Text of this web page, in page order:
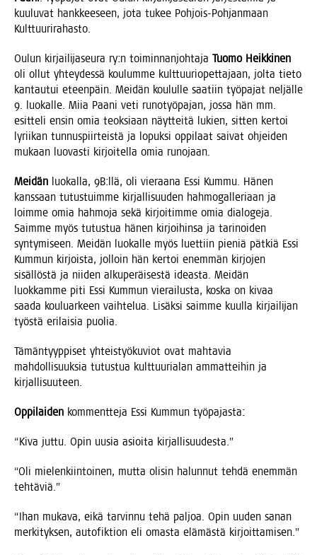
kuu­lu­vat hank­kee­seen, jota tukee Poh­jois-Poh­jan­maan
Kulttuurirahasto.
Oulun kir­jai­li­ja­seu­ra ry:n toi­min­nan­joh­ta­ja Tuo­mo Heik­ki­nen
oli ollut yhtey­des­sä kou­lum­me kult­tuu­rio­pet­ta­jaan, jol­ta tie­to
kan­tau­tui eteen­päin. Mei­dän kou­lul­le saa­tiin työ­pa­jat nel­jäl­le
9. luo­kal­le. Miia Paa­ni veti runo­työ­pa­jan, jos­sa hän mm.
esit­te­li ensin omia teok­si­aan näyt­tei­tä lukien, sit­ten ker­toi
lyrii­kan tun­nus­piir­teis­tä ja lopuk­si oppi­laat sai­vat ohjei­den
mukaan luo­vas­ti kir­joi­tel­la omia runojaan.
Mei­dän luo­kal­la, 9B:llä, oli vie­raa­na Essi Kum­mu. Hänen
kans­saan tutus­tuim­me kir­jal­li­suu­den hah­mo­gal­le­ri­aan ja
loim­me omia hah­mo­ja sekä kir­joi­tim­me omia dia­lo­ge­ja.
Saim­me myös tutus­tua hänen kir­joi­hin­sa ja tari­noi­den
syn­ty­mi­seen. Mei­dän luo­kal­le myös luet­tiin pie­niä pät­kiä Essi
Kum­mun kir­jois­ta, jol­loin hän ker­toi enem­män kir­jo­jen
sisäl­lös­tä ja nii­den alku­pe­räi­ses­tä ideas­ta. Mei­dän
luok­kam­me piti Essi Kum­mun vie­rai­lus­ta, kos­ka on kivaa
saa­da kou­luar­keen vaih­te­lua. Lisäk­si saim­me kuul­la kir­jai­li­jan
työs­tä eri­lai­sia puolia.
Tämän­tyyp­pi­set yhteis­työ­ku­viot ovat mah­ta­via
mah­dol­li­suuk­sia tutus­tua kult­tuu­ria­lan ammat­tei­hin ja
kirjallisuuteen.
Oppi­lai­den kom­ment­te­ja Essi Kum­mun työpajasta:
“Kiva jut­tu. Opin uusia asioi­ta kirjallisuudesta.”
“Oli mie­len­kiin­toi­nen, mut­ta oli­sin halun­nut teh­dä enem­män
tehtäviä.”
“Ihan muka­va, eikä tar­vin­nu tehä pal­joa. Opin uuden sanan
mer­ki­tyk­sen, auto­fik­tion eli omas­ta elä­mäs­tä kirjoittamisen.”